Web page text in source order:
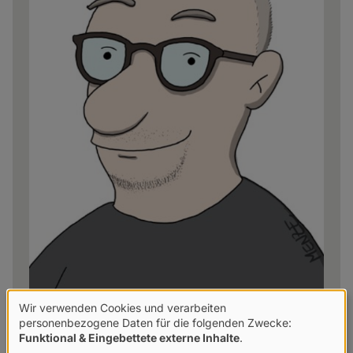
Frank Nicolai
Der Autor schreibt seit 2009 für denhpd
Verwendung
von
Wir verwenden Cookies und verarbeiten
personenbezogene Daten für die folgenden Zwecke:
Funktional & Eingebettete externe Inhalte.